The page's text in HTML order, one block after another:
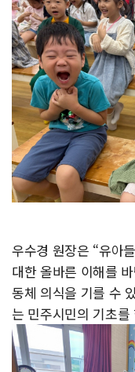
우수경 원장은 “유아
대한 올바른 이해를
동체 의식을 기를 수
는 민주시민의 기초